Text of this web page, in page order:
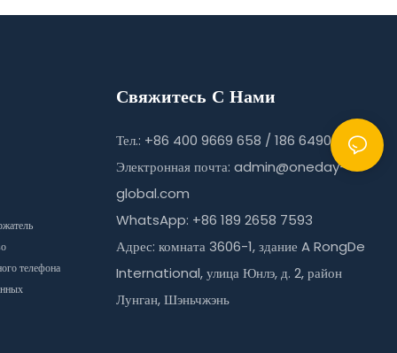
телефона
Свяжитесь С Нами
Тел.: +86 400 9669 658 / 186 6490 9215
Электронная почта:admin@oneday-
global.com
WhatsApp: +86 189 2658 7593
Адрес: комната 3606-1, здание A RongDe
International, улица Юнлэ, д. 2, район
Лунган, Шэньчжэнь